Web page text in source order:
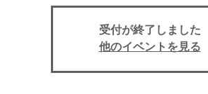
受付が終了しました
他のイベントを見る